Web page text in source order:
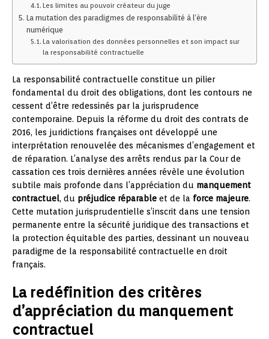
Les limites au pouvoir créateur du juge
La mutation des paradigmes de responsabilité à l’ère
numérique
La valorisation des données personnelles et son impact sur
la responsabilité contractuelle
La responsabilité contractuelle constitue un pilier
fondamental du droit des obligations, dont les contours ne
cessent d’être redessinés par la jurisprudence
contemporaine. Depuis la réforme du droit des contrats de
2016, les juridictions françaises ont développé une
interprétation renouvelée des mécanismes d’engagement et
de réparation. L’analyse des arrêts rendus par la Cour de
cassation ces trois dernières années révèle une évolution
subtile mais profonde dans l’appréciation du manquement
contractuel, du préjudice réparable et de la force majeure.
Cette mutation jurisprudentielle s’inscrit dans une tension
permanente entre la sécurité juridique des transactions et
la protection équitable des parties, dessinant un nouveau
paradigme de la responsabilité contractuelle en droit
français.
La redéfinition des critères
d’appréciation du manquement
contractuel